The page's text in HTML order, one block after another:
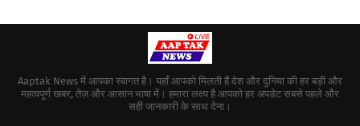
Aaptak News में आपका स्वागत है। यहाँ आपको मिलती हैं देश और दुनिया की हर बड़ी और
महत्वपूर्ण खबर, तेज़ और आसान भाषा में। हमारा लक्ष्य है आपको हर अपडेट सबसे पहले और
सही जानकारी के साथ देना।